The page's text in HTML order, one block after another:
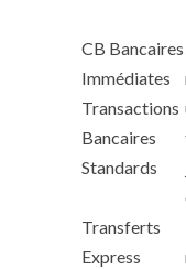
CB Bancaires
Immédiates
Transactions
Bancaires
Standards
Transferts
Express